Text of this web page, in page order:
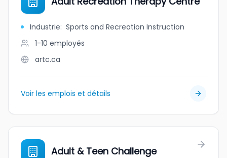
Industrie: Sports and Recreation Instruction
1-10 employés
artc.ca
Voir les emplois et détails
Adult & Teen Challenge